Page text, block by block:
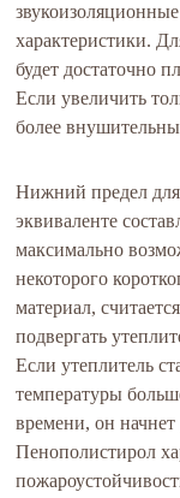
характеристики.
будет достаточно
Если увеличить
более
Нижний предел
эквиваленте
максимально
некоторого
материал,
подвергать
Если утеплитель
температуры
времени, он начнет
Пенополистирол